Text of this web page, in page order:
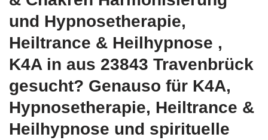
und Hypnosetherapie,
Heiltrance & Heilhypnose ,
K4A in aus 23843 Travenbrück
gesucht? Genauso für K4A,
Hypnosetherapie, Heiltrance &
Heilhypnose und spirituelle